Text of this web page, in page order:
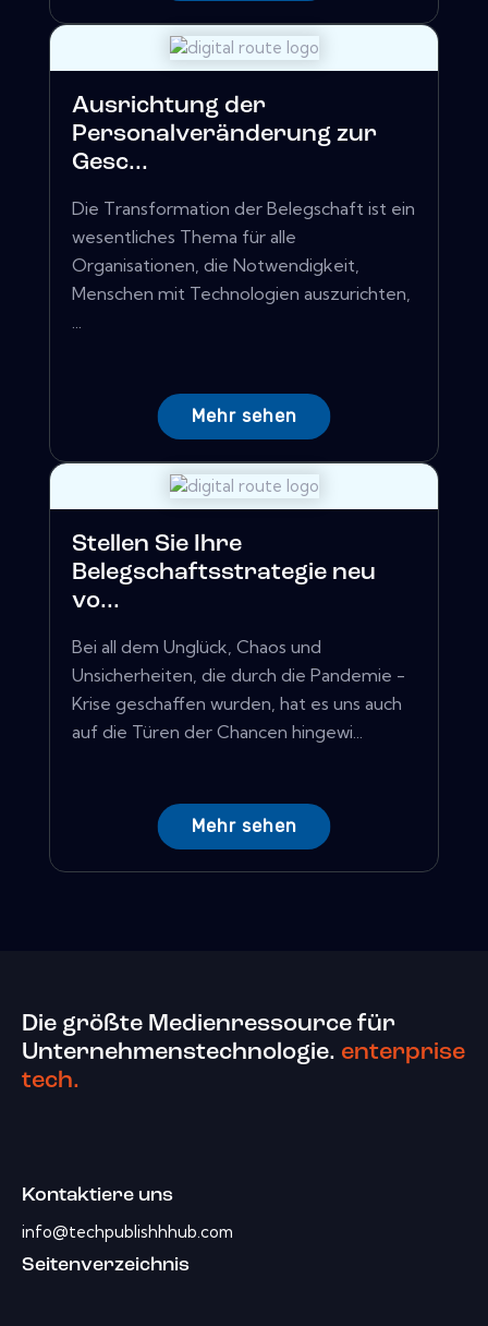
Ausrichtung der
Personalveränderung zur
Gesc...
Die Transformation der Belegschaft ist ein
wesentliches Thema für alle
Organisationen, die Notwendigkeit,
Menschen mit Technologien auszurichten,
...
Mehr sehen
Stellen Sie Ihre
Belegschaftsstrategie neu
vo...
Bei all dem Unglück, Chaos und
Unsicherheiten, die durch die Pandemie -
Krise geschaffen wurden, hat es uns auch
auf die Türen der Chancen hingewi...
Mehr sehen
Die größte Medienressource für
Unternehmenstechnologie. enterprise
tech.
Kontaktiere uns
info@techpublishhhub.com
Seitenverzeichnis